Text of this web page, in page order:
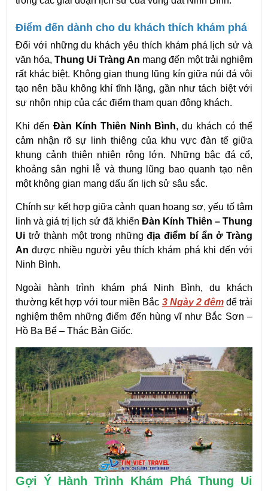
Điểm đến dành cho du khách thích khám phá
Đối với những du khách yêu thích khám phá lịch sử và
văn hóa, Thung Ui Tràng An mang đến một trải nghiệm
rất khác biệt. Không gian thung lũng kín giữa núi đá vôi
tạo nên bầu không khí tĩnh lặng, gần như tách biệt với
sự nhộn nhịp của các điểm tham quan đông khách.
Khi đến Đàn Kính Thiên Ninh Bình, du khách có thể
cảm nhận rõ sự linh thiêng của khu vực đàn tế giữa
khung cảnh thiên nhiên rộng lớn. Những bậc đá cổ,
khoảng sân nghi lễ và thung lũng bao quanh tạo nên
một không gian mang dấu ấn lịch sử sâu sắc.
Chính sự kết hợp giữa cảnh quan hoang sơ, yếu tố tâm
linh và giá trị lịch sử đã khiến Đàn Kính Thiên – Thung
Ui trở thành một trong những địa điểm bí ẩn ở Tràng
An được nhiều người yêu thích khám phá khi đến với
Ninh Bình.
Ngoài hành trình khám phá Ninh Bình, du khách
thường kết hợp với tour miền Bắc 3 Ngày 2 đêm để trải
nghiệm thêm những điểm đến hùng vĩ như Bắc Sơn –
Hồ Ba Bể – Thác Bản Giốc.
Gợi Ý Hành Trình Khám Phá Thung Ui